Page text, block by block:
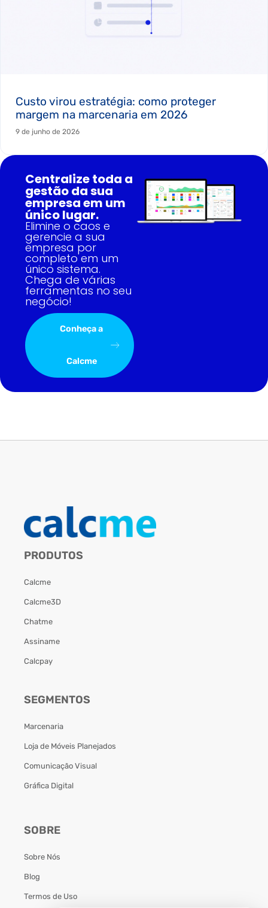
Custo virou estratégia: como proteger
margem na marcenaria em 2026
9 de junho de 2026
Centralize toda a
gestão da sua
empresa em um
único lugar.
Elimine o caos e
gerencie a sua
empresa por
completo em um
único sistema.
Chega de várias
ferramentas no seu
negócio!
Conheça a
Calcme
PRODUTOS
Calcme
Calcme3D
Chatme
Assiname
Calcpay
SEGMENTOS
Marcenaria
Loja de Móveis Planejados
Comunicação Visual
Gráfica Digital
SOBRE
Sobre Nós
Blog
Termos de Uso